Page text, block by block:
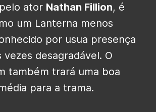
ator Nathan Fillion, é
um Lanterna menos
por usua presença
vezes desagradável. O
também trará uma boa
para a trama.